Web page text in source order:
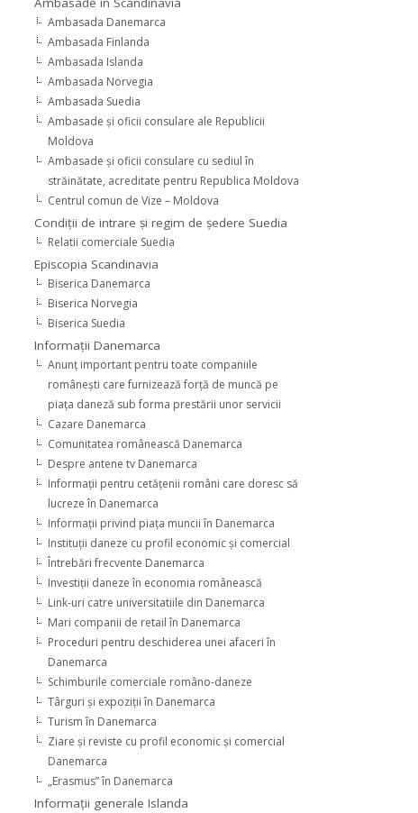
Ambasada Danemarca
Ambasada Finlanda
Ambasada Islanda
Ambasada Norvegia
Ambasada Suedia
Ambasade şi oficii consulare ale Republicii
Moldova
Ambasade şi oficii consulare cu sediul în
străinătate, acreditate pentru Republica Moldova
Centrul comun de Vize – Moldova
Condiţii de intrare şi regim de şedere Suedia
Relatii comerciale Suedia
Episcopia Scandinavia
Biserica Danemarca
Biserica Norvegia
Biserica Suedia
Informaţii Danemarca
Anunţ important pentru toate companiile
româneşti care furnizează forţă de muncă pe
piaţa daneză sub forma prestării unor servicii
Cazare Danemarca
Comunitatea românească Danemarca
Despre antene tv Danemarca
Informaţii pentru cetăţenii români care doresc să
lucreze în Danemarca
Informaţii privind piaţa muncii în Danemarca
Instituţii daneze cu profil economic şi comercial
Întrebări frecvente Danemarca
Investiţii daneze în economia românească
Link-uri catre universitatiile din Danemarca
Mari companii de retail în Danemarca
Proceduri pentru deschiderea unei afaceri în
Danemarca
Schimburile comerciale româno-daneze
Târguri şi expoziţii în Danemarca
Turism în Danemarca
Ziare şi reviste cu profil economic şi comercial
Danemarca
„Erasmus” în Danemarca
Informaţii generale Islanda